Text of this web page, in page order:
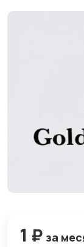
1 ₽ за